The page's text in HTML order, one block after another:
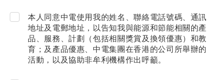
本人同意中電使用我的姓名、聯絡電話號碼、通訊
地址及電郵地址，以告知我與能源和節能相關的產
品、服務、計劃（包括相關獎賞及換領優惠）和教
育；及產品優惠、中電集團在香港的公司所舉辦的
活動，以及協助非牟利機構作出呼籲。